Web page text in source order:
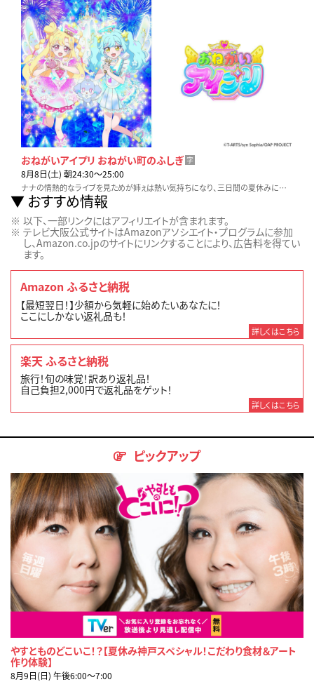
おねがいアイプリ おねがい町のふしぎ 字
8月8日(土) 朝24:30〜25:00
ナナの情熱的なライブを見ためが姉ぇは熱い気持ちになり、三日間の夏休みに突入。その間、店長代理を任されたナナの執事の氷山。いのりたちもお店のお手伝いをすることに。
おすすめ情報
以下、一部リンクにはアフィリエイトが含まれます。
テレビ大阪公式サイトはAmazonアソシエイト・プログラムに参加
し、Amazon.co.jpのサイトにリンクすることにより、広告料を得てい
ます。
Amazon ふるさと納税
【最短翌日！】少額から気軽に始めたいあなたに！
ここにしかない返礼品も！
詳しくはこちら
楽天 ふるさと納税
旅行！旬の味覚！訳あり返礼品！
自己負担2,000円で返礼品をゲット！
詳しくはこちら
ピックアップ
やすとものどこいこ！？【夏休み神戸スペシャル！こだわり食材＆アート
作り体験】
8月9日(日) 午後6:00〜7:00